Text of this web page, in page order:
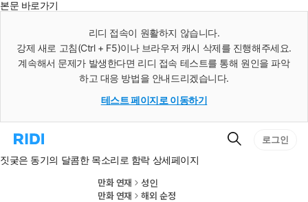
본문 바로가기
리디 접속이 원활하지 않습니다.
강제 새로 고침(Ctrl + F5)이나 브라우저 캐시 삭제를 진행해주세요.
계속해서 문제가 발생한다면 리디 접속 테스트를 통해 원인을 파악
하고 대응 방법을 안내드리겠습니다.
테스트 페이지로 이동하기
리
홈
검
로그인
짓궂은 동기의 달콤한 목소리로 함락 상세페이지
만화 연재
성인
만화 연재
해외 순정